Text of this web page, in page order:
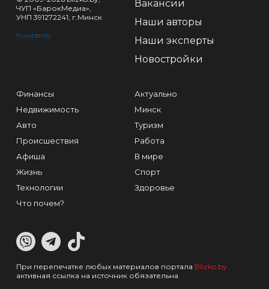
ЧУП «БарокМедиа»,
УНП 391272241, г.Минск
Контакты
Вакансии
Наши авторы
Наши эксперты
Новостройки
Финансы
Недвижимость
Авто
Происшествия
Афиша
Жизнь
Технологии
Что почем?
Актуально
Минск
Туризм
Работа
В мире
Спорт
Здоровье
При перепечатке любых материалов портала Blizko.by
активная ссылка на источник обязательна